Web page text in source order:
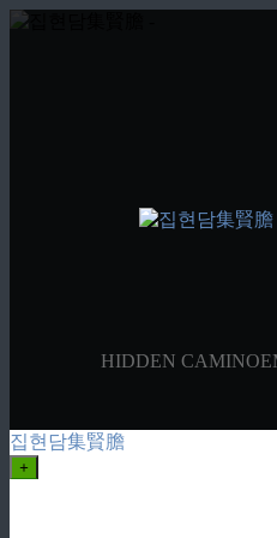
HIDDEN CAMINO
집현담集賢膽
+